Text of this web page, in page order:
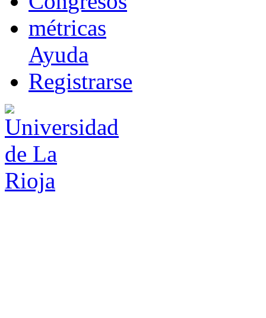
métricas
Ayuda
Registrarse